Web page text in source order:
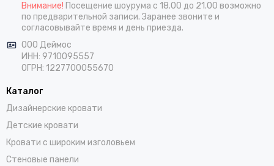
Внимание! Посещение шоурума с 18.00 до 21.00 возможно
по предварительной записи. Заранее звоните и
согласовывайте время и день приезда.
ООО Деймос
ИНН: 9710095557
ОГРН: 1227700055670
Каталог
Дизайнерские кровати
Детские кровати
Кровати с широким изголовьем
Стеновые панели